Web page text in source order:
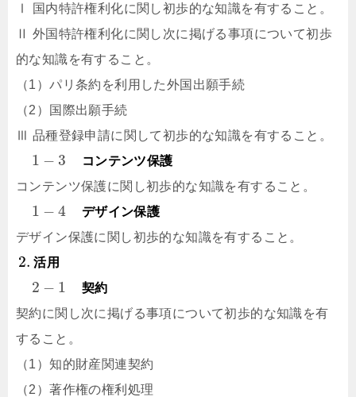
Ⅰ 国内特許権利化に関し初歩的な知識を有すること。
Ⅱ 外国特許権利化に関し次に掲げる事項について初歩
的な知識を有すること。
（1）パリ条約を利用した外国出願手続
（2）国際出願手続
Ⅲ 品種登録申請に関して初歩的な知識を有すること。
1 − 3
コンテンツ保護
コンテンツ保護に関し初歩的な知識を有すること。
1 − 4
デザイン保護
デザイン保護に関し初歩的な知識を有すること。
2. 活用
2 − 1
契約
契約に関し次に掲げる事項について初歩的な知識を有
すること。
（1）知的財産関連契約
（2）著作権の権利処理